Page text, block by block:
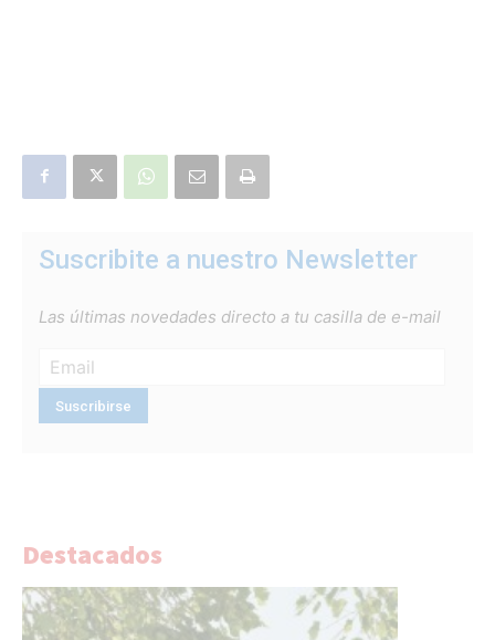
Suscribite a nuestro Newsletter
Las últimas novedades directo a tu casilla de e-mail
Destacados